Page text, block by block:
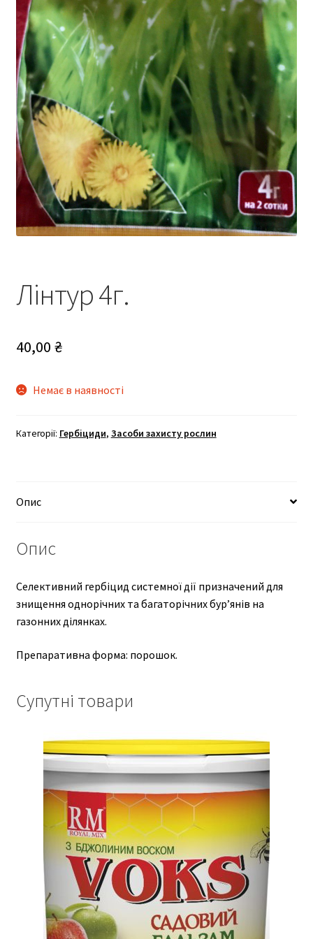
Лінтур 4г.
40,00 ₴
Немає в наявності
Категорії: Гербіциди, Засоби захисту рослин
Опис
Опис
Селективний гербіцид системної дії призначений для
знищення однорічних та багаторічних бур’янів на
газонних ділянках.
Препаративна форма: порошок.
Супутні товари